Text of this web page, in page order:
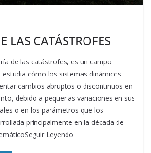
LAS CATÁSTROFES
de las catástrofes, es un campo
cómo los sistemas dinámicos
cambios abruptos o discontinuos en
debido a pequeñas variaciones en sus
o en los parámetros que los
principalmente en la década de
Leyendo